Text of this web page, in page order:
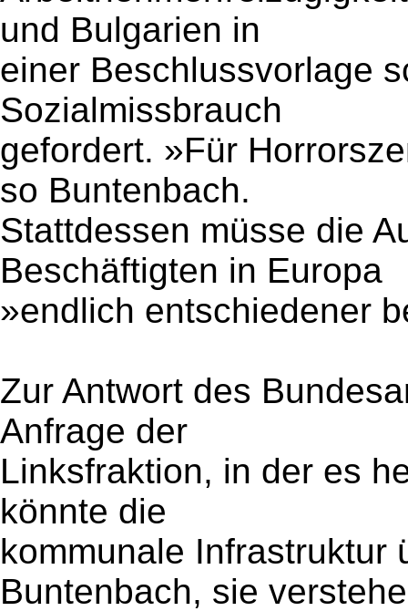
und Bulgarien in
einer Beschlussvorlage
Sozialmissbrauch
gefordert. »Für
so Buntenbach.
Stattdessen müsse die
Beschäftigten in Europa
»endlich entschiedener
Zur Antwort des
Anfrage der
Linksfraktion, in der es
könnte die
kommunale Infrastruktur
Buntenbach, sie verstehe